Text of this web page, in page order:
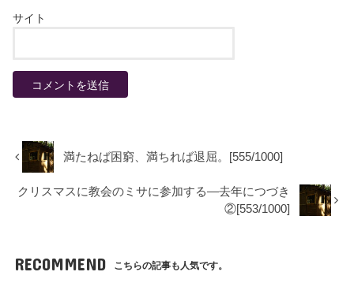
サイト
満たねば困窮、満ちれば退屈。[555/1000]
クリスマスに教会のミサに参加する―去年につづき
②[553/1000]
RECOMMEND こちらの記事も人気です。